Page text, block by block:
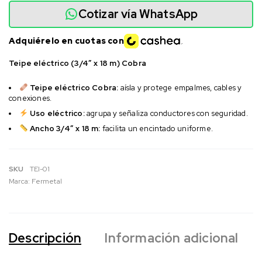
Teipe eléctrico (3/4″ x 18 m) Cobra
Teipe eléctrico Cobra: aísla y protege empalmes, cables y
conexiones.
Uso eléctrico:agrupa y señaliza conductores con seguridad.
Ancho 3/4″ x 18 m: facilita un encintado uniforme.
Cotizar vía WhatsApp
Adquiérelo en cuotas con
SKU
TEI-01
Marca: Fermetal
Descripción Información adicional